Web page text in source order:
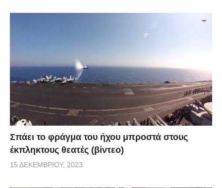
Σπάει το φράγμα του ήχου μπροστά στους
έκπληκτους θεατές (βίντεο)
15 ΔΕΚΕΜΒΡΊΟΥ, 2023